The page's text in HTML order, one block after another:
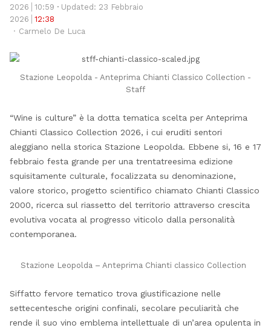
2026
10:59
Updated: 23 Febbraio
2026
12:38
Author
Carmelo De Luca
Stazione Leopolda - Anteprima Chianti Classico Collection -
Staff
“Wine is culture” è la dotta tematica scelta per Anteprima
Chianti Classico Collection 2026, i cui eruditi sentori
aleggiano nella storica Stazione Leopolda. Ebbene si, 16 e 17
febbraio festa grande per una trentatreesima edizione
squisitamente culturale, focalizzata su denominazione,
valore storico, progetto scientifico chiamato Chianti Classico
2000, ricerca sul riassetto del territorio attraverso crescita
evolutiva vocata al progresso viticolo dalla personalità
contemporanea.
Stazione Leopolda – Anteprima Chianti classico Collection
Siffatto fervore tematico trova giustificazione nelle
settecentesche origini confinali, secolare peculiarità che
rende il suo vino emblema intellettuale di un’area opulenta in